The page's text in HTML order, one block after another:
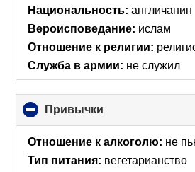
collapse
Национальность: англичанин
Вероисповедание: ислам
Отношение к религии:
Служба в армии: не служил
Привычки
to
collapse
Отношение к алкоголю: не
Тип питания: вегетарианство